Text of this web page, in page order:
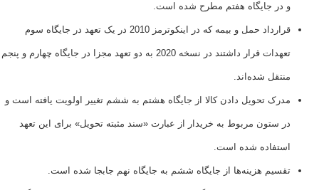
در جایگاه هفتم مطرح شده است.
قرارداد حمل و بیمه که در اینکوترمز 2010 در یک تعهد در جایگاه سوم
تعهدات قرار داشتند در نسخه 2020 به دو تعهد مجزا در جایگاه چهارم و پنجم
شده‌اند.
تحویل دادن کالا از جایگاه هشتم به ششم تغییر اولویت یافته است و
ستون مربوط به خریدار از عبارت «سند مثبته تحویل» برای این تعهد
شده است.
هزینه‌ها از جایگاه ششم به جایگاه نهم جابجا شده است.